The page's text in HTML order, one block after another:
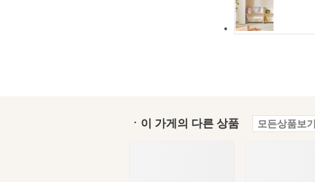
ㆍ이 가게의 다른 상품 모든상품보